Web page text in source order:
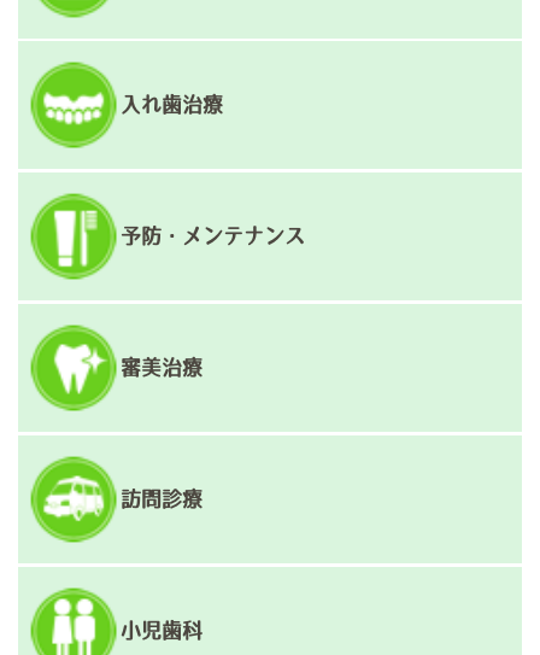
入れ歯治療
予防・メンテナンス
審美治療
訪問診療
小児歯科